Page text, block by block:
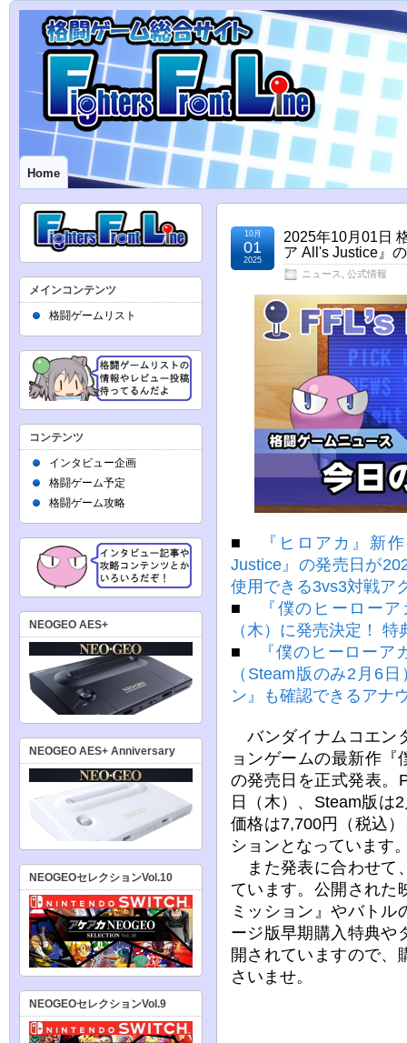
Home
2025年10月01日
ア All's Justice』
ニュース 公式情報
10月
01
2025
■
『ヒロアカ』新
Justice』の発売日が
使用できる3vs3対戦ア
■
『僕のヒーロー
（木）に発売決定！
■
『僕のヒーローア
（Steam版のみ2月6
ン』も確認できるアナ
バンダイナムコエン
ョンゲームの最新作
の発売日を正式発表
日（木）、Steam版は
価格は7,700円（税込
ションとなっています
また発表に合わせて
ています。公開された
ミッション』やバトル
ージ版早期購入特典や
開されていますので、
さいませ。
メインコンテンツ
格闘ゲームリスト
コンテンツ
インタビュー企画
格闘ゲーム予定
格闘ゲーム攻略
NEOGEO AES+
NEOGEO AES+ Anniversary
NEOGEOセレクションVol.10
NEOGEOセレクションVol.9